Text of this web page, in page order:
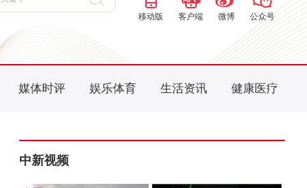
移动版 客户端 微博 公众号
媒体时评 娱乐体育 生活资讯 健康医疗
中新视频